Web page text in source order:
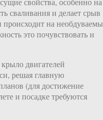
сваливания и делает срыв
на
это почувствовать и
двигателей
решая главную
(для достижение
и посадке требуются